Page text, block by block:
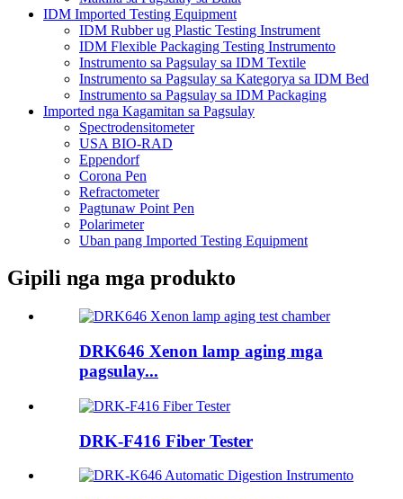
IDM Imported Testing Equipment
IDM Rubber ug Plastic Testing Instrument
IDM Flexible Packaging Testing Instrumento
Instrumento sa Pagsulay sa IDM Textile
Instrumento sa Pagsulay sa Kategorya sa IDM Bed
Instrumento sa Pagsulay sa IDM Packaging
Imported nga Kagamitan sa Pagsulay
Spectrodensitometer
USA BIO-RAD
Eppendorf
Corona Pen
Refractometer
Pagtunaw Point Pen
Polarimeter
Uban pang Imported Testing Equipment
Gipili nga mga produkto
DRK646 Xenon lamp aging mga
pagsulay...
DRK-F416 Fiber Tester